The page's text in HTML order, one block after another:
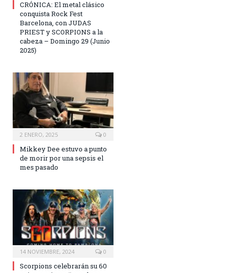
CRÓNICA: El metal clásico
conquista Rock Fest
Barcelona, con JUDAS
PRIEST y SCORPIONS a la
cabeza – Domingo 29 (Junio
2025)
2 ENERO, 2025 0
Mikkey Dee estuvo a punto
de morir por una sepsis el
mes pasado
14 NOVIEMBRE, 2024 0
Scorpions celebrarán su 60